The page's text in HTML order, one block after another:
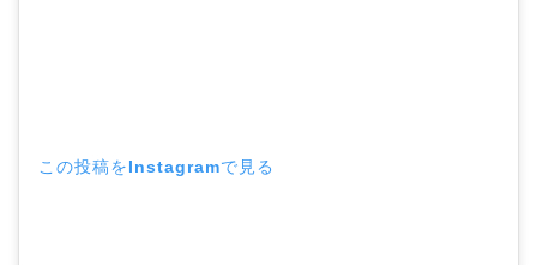
この投稿をInstagramで見る